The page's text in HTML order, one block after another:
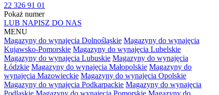
22 326 91 01
Pokaż numer
LUB NAPISZ DO NAS
MENU
Magazyny do wynajęcia Dolnośląskie Magazyny do wynajęcia
Kujawsko-Pomorskie Magazyny do wynajęcia Lubelskie
Magazyny do wynajęcia Lubuskie Magazyny do wynajęcia
Łódzkie Magazyny do wynajęcia Małopolskie Magazyny do
wynajęcia Mazowieckie Magazyny do wynajęcia Opolskie
Magazyny do wynajęcia Podkarpackie Magazyny do wynajęcia
Podlaskie Magazyny do wynajęcia Pomorskie Magazyny do